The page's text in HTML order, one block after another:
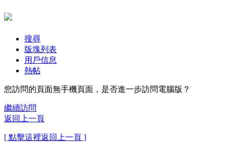
搜尋
版塊列表
用戶信息
熱帖
您訪問的頁面無手機頁面，是否進一步訪問電腦版？
繼續訪問
返回上一頁
[ 點擊這裡返回上一頁 ]